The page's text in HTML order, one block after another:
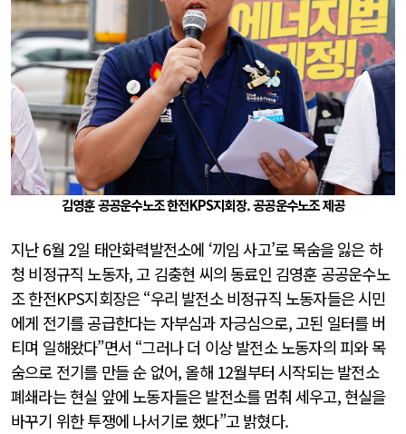
김영훈 공공운수노조 한전KPS지회장. 공공운수노조 제공
지난 6월 2일 태안화력발전소에 ‘끼임 사고’로 목숨을 잃은 하
청 비정규직 노동자, 고 김충현 씨의 동료인 김영훈 공공운수노
조 한전KPS지회장은 “우리 발전소 비정규직 노동자들은 시민
에게 전기를 공급한다는 자부심과 자긍심으로, 고된 일터를 버
티며 일해왔다”면서 “그러나 더 이상 발전소 노동자의 피와 목
숨으로 전기를 만들 순 없어, 올해 12월부터 시작되는 발전소
폐쇄라는 현실 앞에 노동자들은 발전소를 멈춰 세우고, 현실을
바꾸기 위한 투쟁에 나서기로 했다”고 밝혔다.